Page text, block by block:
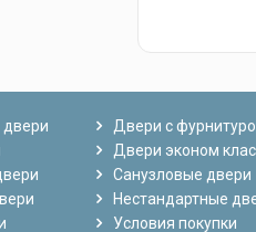
Двери с
Двери эконом
Санузловые двери
Нестандартные
Условия покупки